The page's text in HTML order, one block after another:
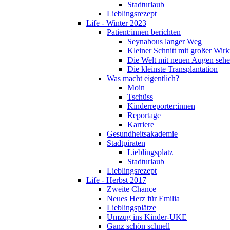
Stadturlaub
Lieblingsrezept
Life - Winter 2023
Patient:innen berichten
Seynabous langer Weg
Kleiner Schnitt mit großer
Die Welt mit neuen Augen
Die kleinste Transplantation
Was macht eigentlich?
Moin
Tschüss
Kinderreporter:innen
Reportage
Karriere
Gesundheitsakademie
Stadtpiraten
Lieblingsplatz
Stadturlaub
Lieblingsrezept
Life - Herbst 2017
Zweite Chance
Neues Herz für Emilia
Lieblingsplätze
Umzug ins Kinder-UKE
Ganz schön schnell